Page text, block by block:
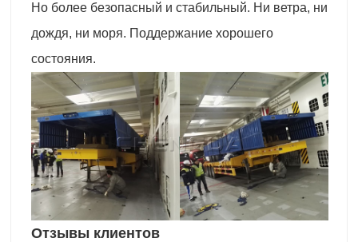
Но более безопасный и стабильный. Ни ветра, ни
дождя, ни моря. Поддержание хорошего
состояния.
Отзывы клиентов